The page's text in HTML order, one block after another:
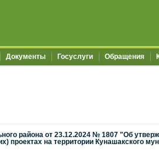
Документы Госуслуги Обращения
района от 23.12.2024 № 1807 "Об
проектах на территории Кунашакского